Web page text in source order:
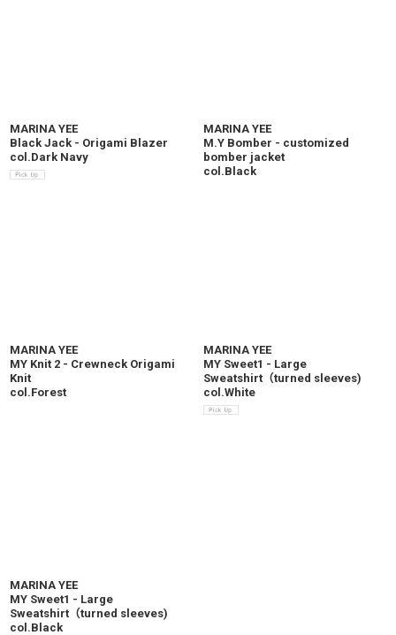
MARINA YEE
Black Jack - Origami Blazer
col.Dark Navy
MARINA YEE
M.Y Bomber - customized
bomber jacket
col.Black
MARINA YEE
MY Knit 2 - Crewneck Origami
Knit
col.Forest
MARINA YEE
MY Sweet1 - Large
Sweatshirt（turned sleeves)
col.White
MARINA YEE
MY Sweet1 - Large
Sweatshirt（turned sleeves)
col.Black